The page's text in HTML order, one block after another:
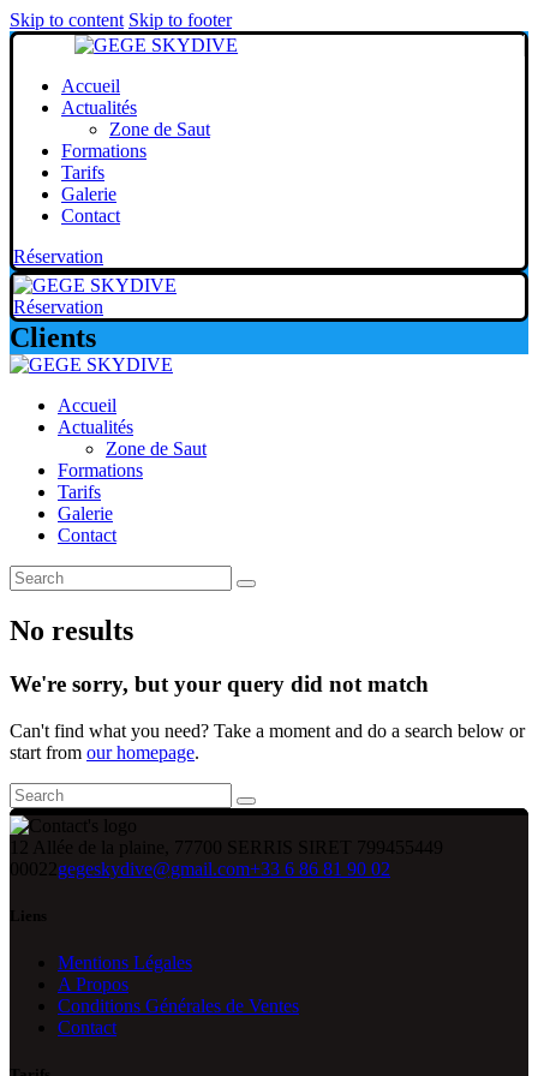
Skip to content Skip to footer
Accueil
Actualités
Zone de Saut
Formations
Tarifs
Galerie
Contact
Réservation
Réservation
Clients
Accueil
Actualités
Zone de Saut
Formations
Tarifs
Galerie
Contact
No results
We're sorry, but your query did not match
Can't find what you need? Take a moment and do a search below or
start from our homepage.
12 Allée de la plaine, 77700 SERRIS SIRET 799455449
00022gegeskydive@gmail.com+33 6 86 81 90 02
Liens
Mentions Légales
A Propos
Conditions Générales de Ventes
Contact